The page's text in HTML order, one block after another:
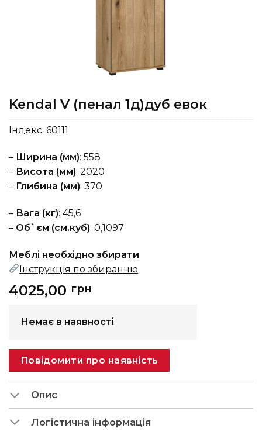
Kendal V (пенал 1д)дуб евок
Індекс: 60111
– Ширина (мм): 558
– Висота (мм): 2020
– Глибина (мм): 370
– Вага (кг): 45,6
– Об`єм (см.куб): 0,1097
Меблі необхідно збирати
Інструкція по збиранню
4025,00 грн
Немає в наявності
Повідомити про наявність
Опис
Логістична інформація